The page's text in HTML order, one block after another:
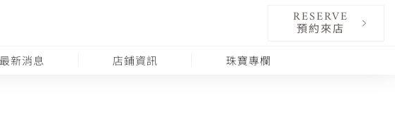
RESERVE
預約來店
最新消息 店鋪資訊 珠寶專欄